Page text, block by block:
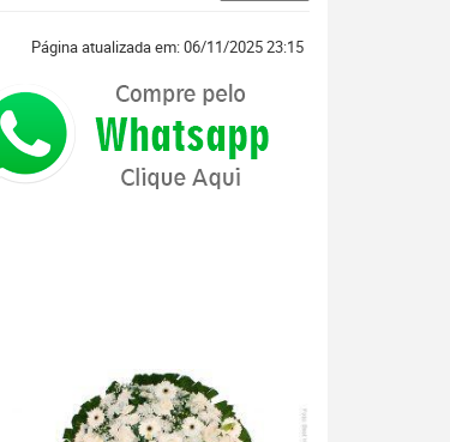
Página atualizada em: 06/11/2025 23:15